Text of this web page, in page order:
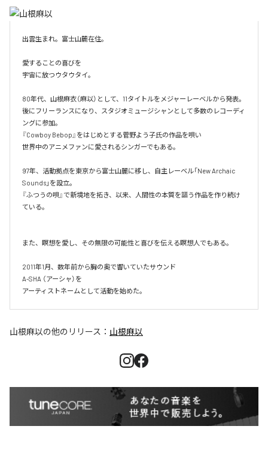
出雲生まれ。富士山麓在住。
愛することの喜びを
宇宙に放つウタウタイ。
80年代、山根麻衣（麻以）として、11タイトルをメジャーレーベルから発表。
後にフリーランスになり、スタジオミュージシャンとして多数のレコーディ
ングに参加。
『Cowboy Bebop』をはじめとする菅野よう子氏の作品を唄い
世界中のアニメファンに愛されるシンガーでもある。
97年、活動拠点を東京から富士山麗に移し、自主レーベル「New Archaic
Sounds」を設立。​
『ふつうの唄』で新境地を拓き、以来、人間性の本質を謳う作品を作り続け
ている。
また、瞑想を愛し、その無限の可能性と喜びを伝える瞑想人でもある。
2011年1月、数年前から胸の奥で響いていたサウンド
A-SHA （アーシャ）を
アーティストネームとして活動を始めた。
山根麻以の他のリリース： 山根麻以